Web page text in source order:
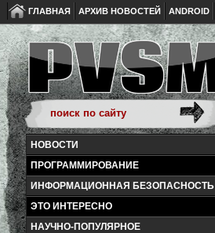
ГЛАВНАЯ АРХИВ НОВОСТЕЙ ANDROID
НОВОСТИ
ПРОГРАММИРОВАНИЕ
ИНФОРМАЦИОННАЯ БЕЗОПАСНОСТЬ
ЭТО ИНТЕРЕСНО
НАУЧНО-ПОПУЛЯРНОЕ